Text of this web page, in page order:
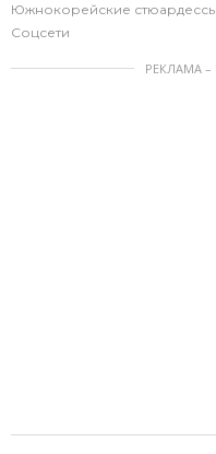
Южнокорейские стюардессы
Соцсети
РЕКЛАМА